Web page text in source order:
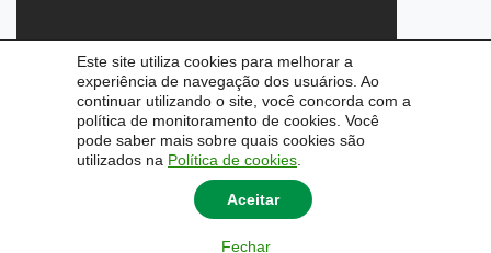
Este site utiliza cookies para melhorar a
experiência de navegação dos usuários. Ao
continuar utilizando o site, você concorda com a
política de monitoramento de cookies. Você
pode saber mais sobre quais cookies são
utilizados na Política de cookies
Aceitar
Fechar